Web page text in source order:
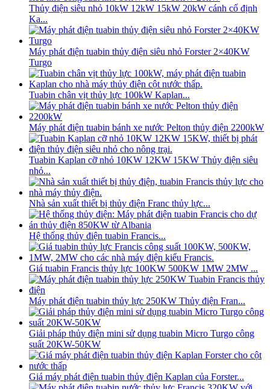
Thủy điện siêu nhỏ 10kW 12kW 15kW 20kW cánh cố định
Ka...
Máy phát điện tuabin thủy điện siêu nhỏ Forster 2×40KW
Turgo
Tuabin chân vịt thủy lực 100kW Kaplan...
Máy phát điện tuabin bánh xe nước Pelton thủy điện 2200kW
Tuabin Kaplan cỡ nhỏ 10KW 12KW 15KW Thủy điện siêu
nhỏ...
Nhà sản xuất thiết bị thủy điện Franc thủy lực...
Hệ thống thủy điện tuabin Francis...
Giá tuabin Francis thủy lực 100KW 500KW 1MW 2MW ...
Máy phát điện tuabin thủy lực 250KW Thủy điện Fran...
Giải pháp thủy điện mini sử dụng tuabin Micro Turgo công
suất 20KW-50KW
Giá máy phát điện tuabin thủy điện Kaplan của Forster...